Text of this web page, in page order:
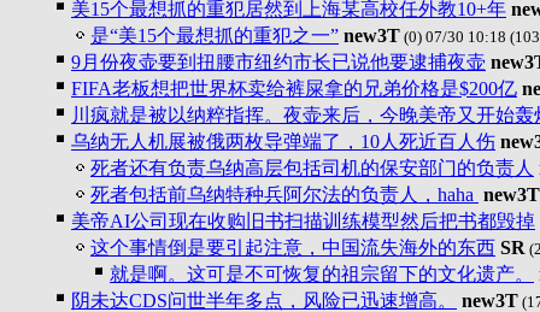
美15个最想抓的重犯居然到上海某高校任外教10+年
是“美15个最想抓的重犯之一” new3T (0) 07/30 10:18
9月份夜壶要到扭腰市纽约市长已说他要逮捕夜壶
FIFA老板想把世界杯卖给裤屎拿的兄弟价格是$200亿
川疯就是被以纳粹指挥。夜壶来后，今晚美帝又开始轰
乌纳无人机展被俄两枚导弹端了，10人死近百人伤
死者还有负责乌纳高层包括司机的保安部门的负责人
死者包括前乌纳特种兵阿尔法的负责人，haha new3T
美帝AI公司现在收购旧书扫描训练模型然后把书都毁掉
这个事情倒是要引起注意，中国流失海外的东西 SR
就是啊。这可是不可恢复的祖宗留下的文化遗产。
阴未达CDS问世半年多点，风险已迅速增高。
new3T